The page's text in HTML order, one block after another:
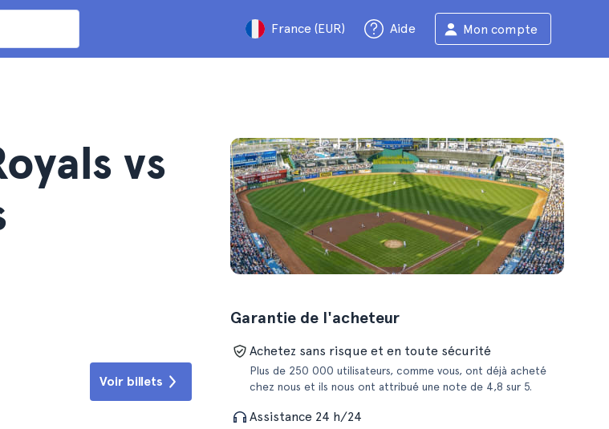
France (EUR) Aide Mon compte
vs
Voir billets
Garantie de l'acheteur
Achetez sans risque et en toute sécurité
Plus de 250 000 utilisateurs, comme vous, ont déjà acheté
chez nous et ils nous ont attribué une note de 4,8 sur 5.
Assistance 24 h/24